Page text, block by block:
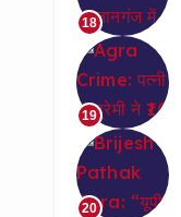
18
19
20